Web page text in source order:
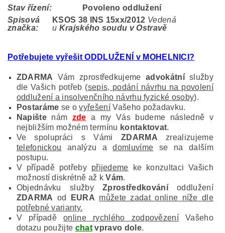
Stav řízení:
Povoleno oddlužení
Spisová
značka:
KSOS 38 INS 15xx/2012 Vedená
u Krajského soudu v Ostravě
Potřebujete vyřešit ODDLUŽENÍ v MOHELNICI?
ZDARMA Vám zprostředkujeme advokátníslužby
dle Vašich potřeb (sepis, podání návrhu na povolení
oddlužení a insolvenčního návrhu fyzické osoby).
Postaráme se ovyřešeníVašeho požadavku.
Napištenám zde a my Vás budeme následně v
nejbližším možném termínu kontaktovat.
Ve spolupráci s Vámi ZDARMA zrealizujeme
telefonickou analýzu adomluvíme se na dalším
postupu.
V případě potřeby přijedeme ke konzultaci Vašich
možností diskrétně až kVám.
Objednávku služby
Zprostředkováníoddlužení
ZDARMA od EURA můžete zadat online níže dle
potřebné varianty.
V případěonline rychlého zodpovězení Vašeho
dotazu použijte chatvpravo dole.